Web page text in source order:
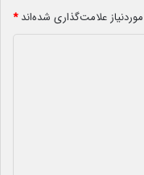
علامت‌گذاری شده‌اند*